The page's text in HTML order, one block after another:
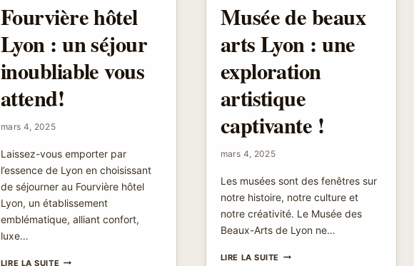
Fourvière hôtel
Lyon : un séjour
inoubliable vous
attend!
mars 4, 2025
Laissez-vous emporter par
l’essence de Lyon en choisissant
de séjourner au Fourvière hôtel
Lyon, un établissement
emblématique, alliant confort,
luxe…
LIRE LA SUITEFOURVIÈRE
Musée de beaux
arts Lyon : une
exploration
artistique
captivante !
mars 4, 2025
Les musées sont des fenêtres sur
notre histoire, notre culture et
notre créativité. Le Musée des
Beaux-Arts de Lyon ne…
LIRE LA SUITE MUSÉE